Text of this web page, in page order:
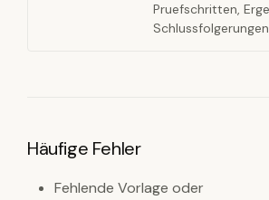
Pruefschritten,
Häufige Fehler
Fehlende Vorlage oder